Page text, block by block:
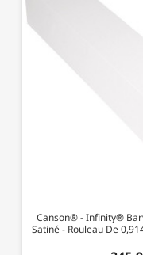
Canson® - Infinity®
Satiné - Rouleau De